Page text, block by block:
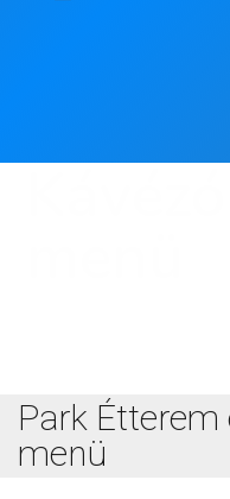
Park Étterem
menü